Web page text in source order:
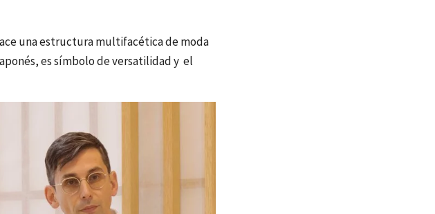
una estructura multifacética de moda
es símbolo de versatilidad y el